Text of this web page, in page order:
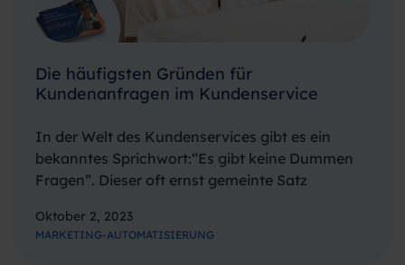
Die häufigsten Gründen für
Kundenanfragen im Kundenservice
In der Welt des Kundenservices gibt es ein
bekanntes Sprichwort:“Es gibt keine Dummen
Fragen”. Dieser oft ernst gemeinte Satz
zu ermutigen, neugierig zu sein. Er fördert die
Oktober 2, 2023
MARKETING-AUTOMATISIERUNG